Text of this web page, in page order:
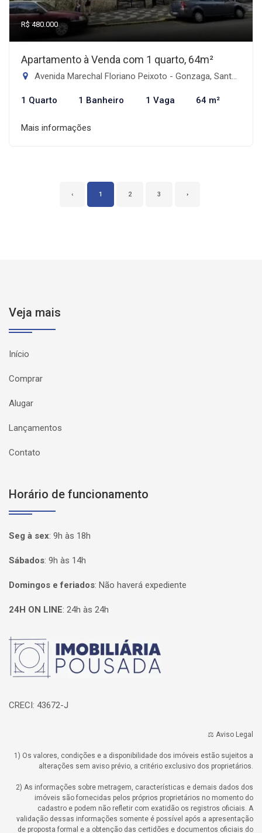
R$ 480.000
Apartamento à Venda com 1 quarto, 64m²
Avenida Marechal Floriano Peixoto - Gonzaga, Santos-SP
1 Quarto 1 Banheiro 1 Vaga 64 m²
Mais informações
‹ 1 2 3 ›
Veja mais
Início
Comprar
Alugar
Lançamentos
Contato
Horário de funcionamento
Seg à sex: 9h às 18h
Sábados: 9h às 14h
Domingos e feriados: Não haverá expediente
24H ON LINE: 24h às 24h
Página inicial
CRECI: 43672-J
⚖️ Aviso Legal
1) Os valores, condições e a disponibilidade dos imóveis estão sujeitos a
alterações sem aviso prévio, a critério exclusivo dos proprietários.
2) As informações sobre metragem, características e demais dados dos
imóveis são fornecidas pelos próprios proprietários no momento do
cadastro e podem não refletir com exatidão os registros oficiais. A
validação dessas informações somente é possível após a apresentação
de proposta formal e a obtenção das certidões e documentos oficiais do